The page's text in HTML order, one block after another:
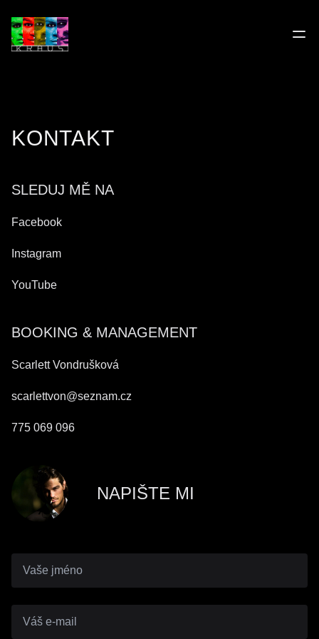
KONTAKT
SLEDUJ MĚ NA
Facebook
Instagram
YouTube
BOOKING & MANAGEMENT
Scarlett Vondrušková
scarlettvon@seznam.cz
775 069 096
NAPIŠTE MI